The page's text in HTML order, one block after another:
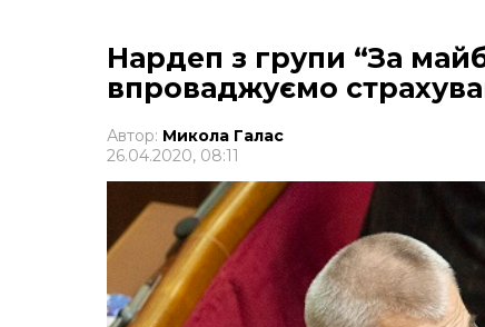
Нардеп з групи “За
впроваджуємо
Автор: Микола Галас
26.04.2020, 08:11